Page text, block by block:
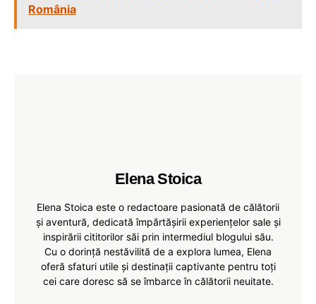
România
Elena Stoica
Elena Stoica este o redactoare pasionată de călătorii
și aventură, dedicată împărtășirii experiențelor sale și
inspirării cititorilor săi prin intermediul blogului său.
Cu o dorință nestăvilită de a explora lumea, Elena
oferă sfaturi utile și destinații captivante pentru toți
cei care doresc să se îmbarce în călătorii neuitate.